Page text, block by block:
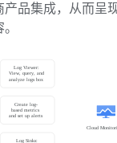
品集成，从而呈